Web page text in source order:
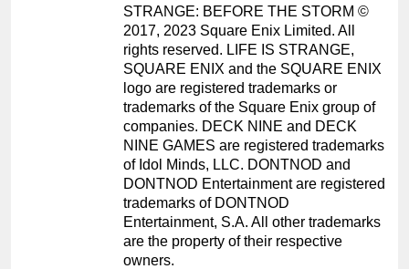
STRANGE: BEFORE THE STORM ©
2017, 2023 Square Enix Limited. All
rights reserved. LIFE IS STRANGE,
SQUARE ENIX and the SQUARE ENIX
logo are registered trademarks or
trademarks of the Square Enix group of
companies. DECK NINE and DECK
NINE GAMES are registered trademarks
of Idol Minds, LLC. DONTNOD and
DONTNOD Entertainment are registered
trademarks of DONTNOD
Entertainment, S.A. All other trademarks
are the property of their respective
owners.